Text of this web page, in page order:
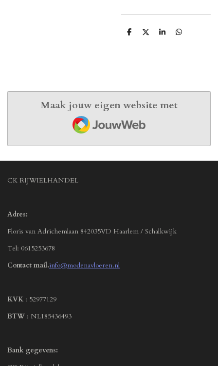
D
D
S
D
Maak jouw eigen website met
JouwWeb
CK RIJWIELHANDEL
Adres:
Floris van Adrichemlaan 842035VD Haarlem / Schalkwijk
Tel: 0615253678
Contact mail.info@modenavloeren.nl
KVK : 52977129
BTW : NL185436493
Bank gegevens: